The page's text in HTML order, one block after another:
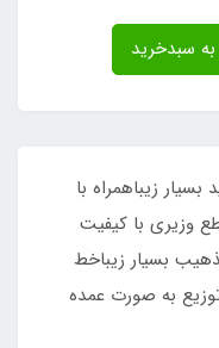
زیباهمراه با
وزیری با کیفیت
بسیار زیباخط
به صورت عمده